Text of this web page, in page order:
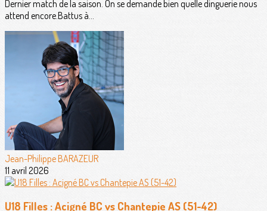
Dernier match de la saison. On se demande bien quelle dinguerie nous
attend encore.Battus à...
Jean-Philippe BARAZEUR
11 avril 2026
U18 Filles : Acigné BC vs Chantepie AS (51-42)